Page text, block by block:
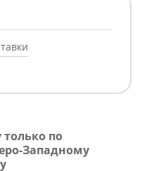
по
Западному